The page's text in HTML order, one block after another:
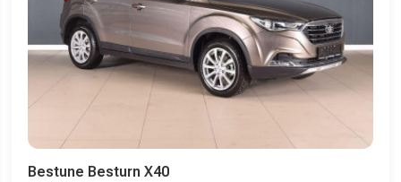
Bestune Besturn X40